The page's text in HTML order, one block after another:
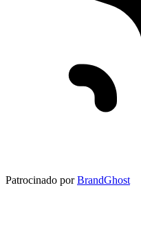
Patrocinado por BrandGhost